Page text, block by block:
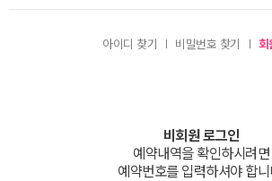
아이디 찾기 비밀번호 찾기 회
비회원 로그인
예약내역을 확인하시려면
예약번호를 입력하셔야 합